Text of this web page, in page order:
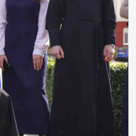
ДУХОВНО СИЛЬНІ!
— спільнота, де
формується
покликання
Читати більше